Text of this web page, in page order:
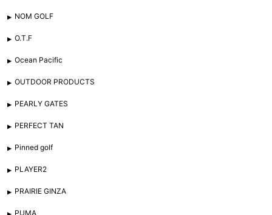
NOM GOLF
O.T.F
Ocean Pacific
OUTDOOR PRODUCTS
PEARLY GATES
PERFECT TAN
Pinned golf
PLAYER2
PRAIRIE GINZA
PUMA